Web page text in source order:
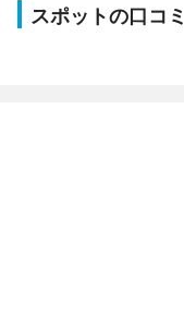
スポットの口コミ